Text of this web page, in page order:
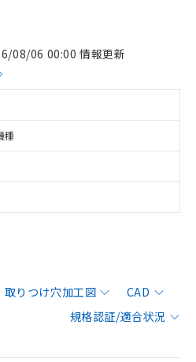
08/06 00:00 情報更新
種
取りつけ穴加工図
CAD
規格認証/適合状況